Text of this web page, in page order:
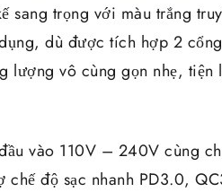
sang trọng với màu trắng
dù được tích hợp 2
lượng vô cùng gọn nhẹ,
vào 110V – 240V cùng
độ sạc nhanh PD3.0,